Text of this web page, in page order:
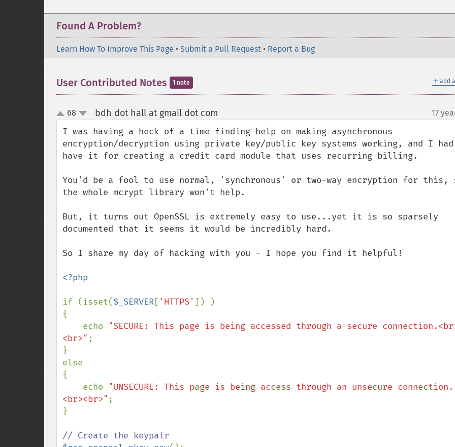
Found A Problem?
Learn How To Improve This Page • Submit a Pull Request • Report a Bug
＋ add
User Contributed Notes 1 note
up
down
68 bdh dot hall at gmail dot com 17
I was having a heck of a time finding help on making asynchronous
encryption/decryption using private key/public key systems working, and I
have it for creating a credit card module that uses recurring billing.
You'd be a fool to use normal, 'synchronous' or two-way encryption for this,
the whole mcrypt library won't help.
But, it turns out OpenSSL is extremely easy to use...yet it is so sparsely
documented that it seems it would be incredibly hard.
So I share my day of hacking with you - I hope you find it helpful!
<?php
if (isset($_SERVER[ 'HTTPS' ]) )
{
    echo
"SECURE: This page is being accessed through a secure
<br>" ;
}
else
{
    echo
"UNSECURE: This page is being access through an unsecure connection.
<br><br>" ;
}